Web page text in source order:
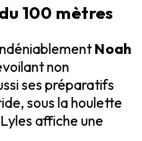
100 mètres
Noah
non
ses préparatifs
sous la houlette
affiche une